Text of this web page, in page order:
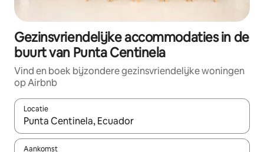
Gezinsvriendelijke accommodaties in de
buurt van Punta Centinela
Vind en boek bijzondere gezinsvriendelijke woningen
op Airbnb
Locatie
Wanneer er resultaten beschikbaar zijn, maak je een keuze
Aankomst